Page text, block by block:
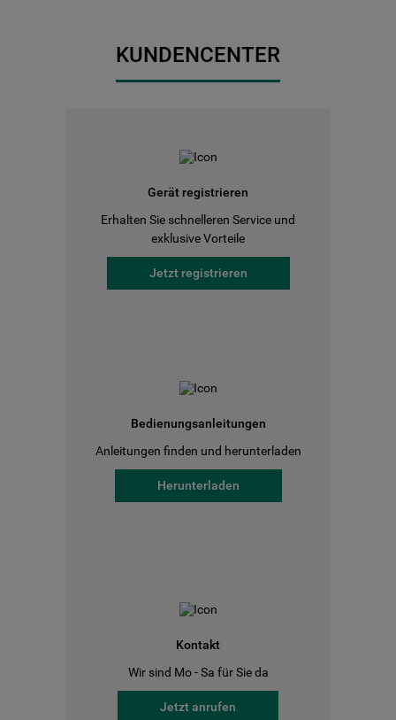
KUNDENCENTER
Gerät registrieren
Erhalten Sie schnelleren Service und
exklusive Vorteile
Jetzt registrieren
Bedienungsanleitungen
Anleitungen finden und herunterladen
Herunterladen
Kontakt
Wir sind Mo - Sa für Sie da
Jetzt anrufen